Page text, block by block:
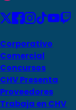
Corporativo
Comercial
Concursos
CHV Presenta
Proveedores
Trabaja en CHV